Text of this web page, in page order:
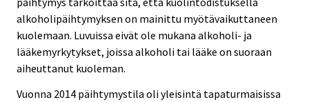
alkoholipäihtymyksen on mainittu myötävaikuttaneen
kuolemaan. Luvuissa eivät ole mukana alkoholi- ja
lääkemyrkytykset, joissa alkoholi tai lääke on suoraan
aiheuttanut kuoleman.
Vuonna 2014 päihtymystila oli yleisintä tapaturmaisissa